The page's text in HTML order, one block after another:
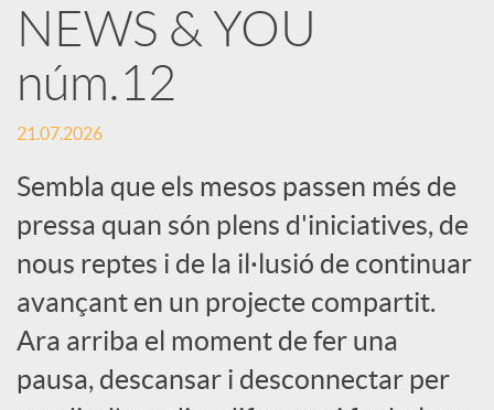
a
r
x
e
s
NEWS & YOU
núm.12
21.07.2026
Sembla que els mesos passen més de
pressa quan són plens d'iniciatives, de
nous reptes i de la il·lusió de continuar
avançant en un projecte compartit.
Ara arriba el moment de fer una
pausa, descansar i desconnectar per